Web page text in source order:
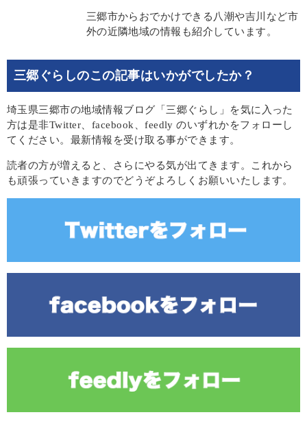
三郷市からおでかけできる八潮や吉川など市
外の近隣地域の情報も紹介しています。
三郷ぐらしのこの記事はいかがでしたか？
埼玉県三郷市の地域情報ブログ「三郷ぐらし」を気に入った
方は是非Twitter、facebook、feedly のいずれかをフォローし
てください。最新情報を受け取る事ができます。
読者の方が増えると、さらにやる気が出てきます。これから
も頑張っていきますのでどうぞよろしくお願いいたします。